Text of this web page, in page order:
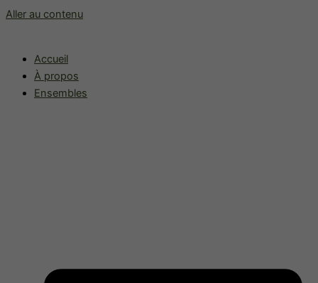
Aller au contenu
Accueil
À propos
Ensembles